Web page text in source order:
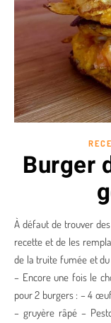
Burger
À défaut de trouver
recette et de les
de la truite fumée et
– Encore une fois le
pour 2 burgers : – 4
– gruyère râpé –